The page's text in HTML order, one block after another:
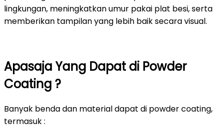
lingkungan, meningkatkan umur pakai plat besi, serta
memberikan tampilan yang lebih baik secara visual.
Apasaja Yang Dapat di Powder
Coating ?
Banyak benda dan material dapat di powder coating,
termasuk :